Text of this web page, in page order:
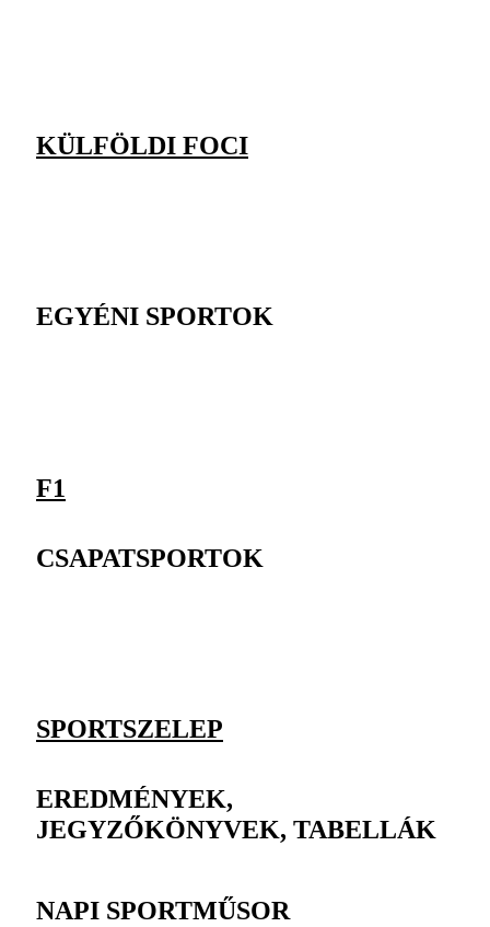
KÜLFÖLDI FOCI
EGYÉNI SPORTOK
F1
CSAPATSPORTOK
SPORTSZELEP
EREDMÉNYEK,
JEGYZŐKÖNYVEK, TABELLÁK
NAPI SPORTMŰSOR